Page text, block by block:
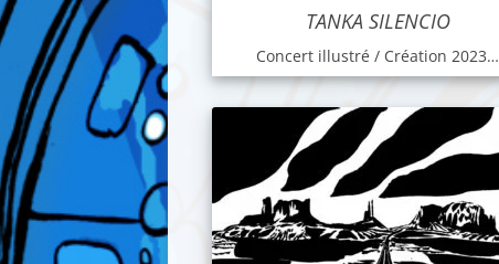
TANKA SILENCIO
Concert illustré / Création 2023…